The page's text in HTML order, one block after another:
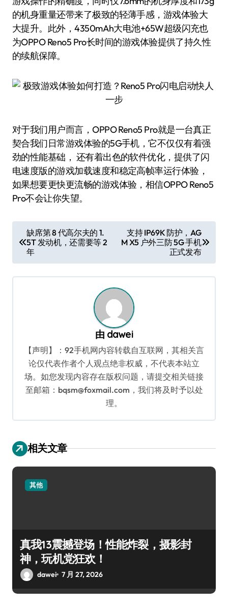
的机身重量还带来了极致的轻薄手感，游戏体验大
大提升。此外，4350mAh大电池+65W超级闪充也
为OPPO Reno5 Pro长时间的游戏体验提供了持久性
的续航保障。
对于我们用户而言，OPPO Reno5 Pro就是一台真正
契合我们日常游戏体验的5G手机，它不仅仅有着强
劲的性能基础， 还有着出色的软件优化，提供了闪
电速度版的游戏加载速度和稳定高帧率运行体验，
如果想要更快更流畅的游戏体验，相信OPPO Reno5
Pro不会让你失望。
章
导
航
缺席第 8 代高尔夫的 1.
5T 发动机，还需要等 2
年
支持 IP69K 防护，AG
M X5 户外三防 5G 手机
正式发布
由 dawei
【声明】：92手机网内容转载自互联网，其相关言
论仅代表作者个人观点绝非权威，不代表本站立
场。如您发现内容存在版权问题，请提交相关链接
至邮箱：bqsm@foxmail.com，我们将及时予以处
理。
相关文章
其他
真我13震撼登场！性能炸裂，摄影封
神，玩机党狂欢！
dawei 7 月 27, 2026